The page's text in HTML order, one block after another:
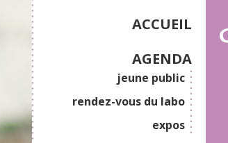
ACCUEIL
AGENDA
jeune public
rendez-vous du labo
expos